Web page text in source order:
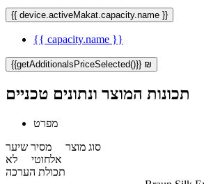
{{ device.activeMakat.capacity.name }}
{{ capacity.name }}
{{getAdditionalsPriceSelected()}} ₪
תכונות המוצר ונתונים טכניים
מפרט
סוג מוצר מסיר שיער
אלחוטי לא
תכולת הערכה